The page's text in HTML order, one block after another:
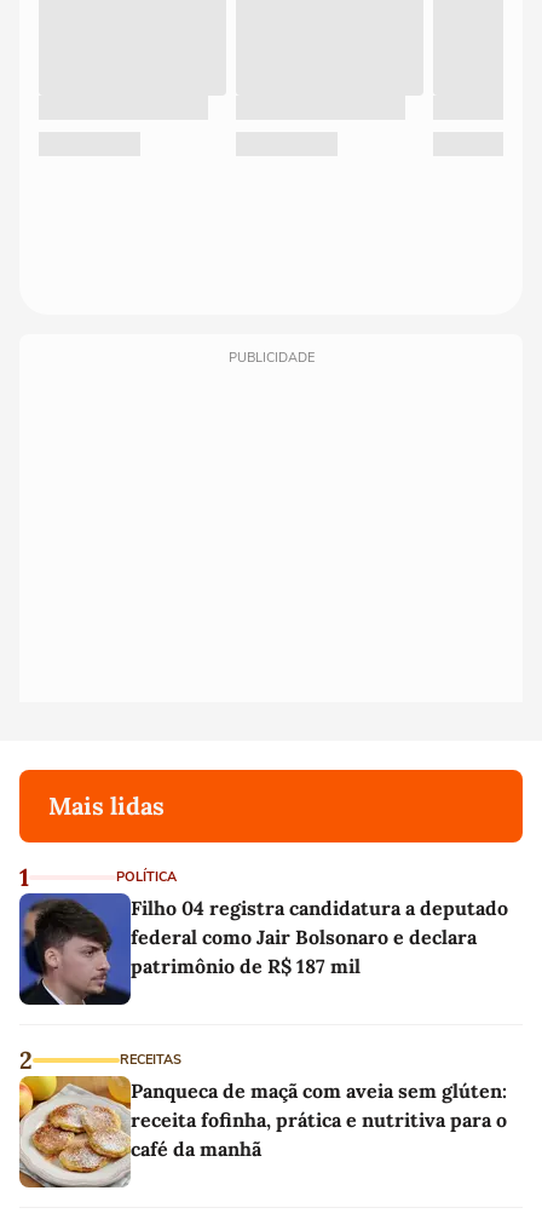
PUBLICIDADE
Mais lidas
1 POLÍTICA
Filho 04 registra candidatura a deputado
federal como Jair Bolsonaro e declara
patrimônio de R$ 187 mil
2 RECEITAS
Panqueca de maçã com aveia sem glúten:
receita fofinha, prática e nutritiva para o
café da manhã